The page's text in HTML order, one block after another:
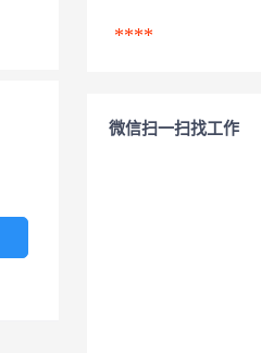
****
微信扫一扫找工作